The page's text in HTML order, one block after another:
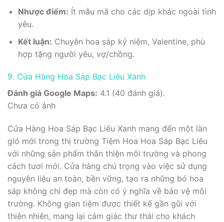
Nhược điểm: Ít mẫu mã cho các dịp khác ngoài tình
yêu.
Kết luận: Chuyên hoa sáp kỷ niệm, Valentine, phù
hợp tặng người yêu, vợ/chồng.
9. Cửa Hàng Hoa Sáp Bạc Liêu Xanh
Đánh giá Google Maps: 4.1 (40 đánh giá).
Chưa có ảnh
Cửa Hàng Hoa Sáp Bạc Liêu Xanh mang đến một làn
gió mới trong thị trường Tiệm Hoa Hoa Sáp Bạc Liêu
với những sản phẩm thân thiện môi trường và phong
cách tươi mới. Cửa hàng chú trọng vào việc sử dụng
nguyên liệu an toàn, bền vững, tạo ra những bó hoa
sáp không chỉ đẹp mà còn có ý nghĩa về bảo vệ môi
trường. Không gian tiệm được thiết kế gần gũi với
thiên nhiên, mang lại cảm giác thư thái cho khách